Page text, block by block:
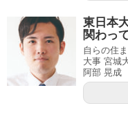
東日本
関わっ
自らの住
大事 宮城
阿部 晃成